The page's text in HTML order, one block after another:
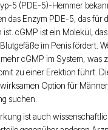
5 (PDE-5)-Hemmer
das Enzym PDE-5, das für
cGMP ist ein Molekül,
im Penis fördert.
cGMP im System, was
zu einer Erektion führt.
Option für
suchen.
ist auch